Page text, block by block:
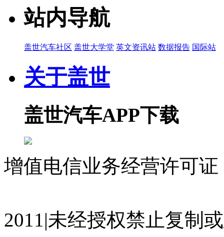
站内导航
盖世汽车社区 盖世大学堂 英文资讯站 数据报告 国际站
关于盖世
盖世汽车APP下载
增值电信业务经营许可
2011|未经授权禁止复制